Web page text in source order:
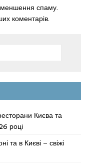
спаму.
коментарів.
Києва та
році
та в Києві – свіжі